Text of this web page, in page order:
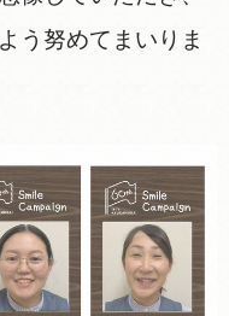
う努めてまいりま